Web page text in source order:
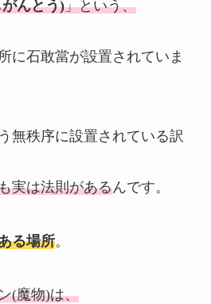
んとう)」という、
に石敢當が設置されていま
無秩序に設置されている訳
実は法則があるんです。
る場所。
(魔物)は、